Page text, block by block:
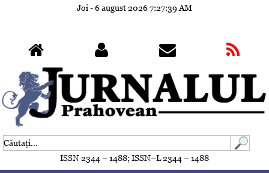
Joi - 6 august 20267:27:42 AM
ISSN 2344 – 1488; ISSN–L 2344 – 1488